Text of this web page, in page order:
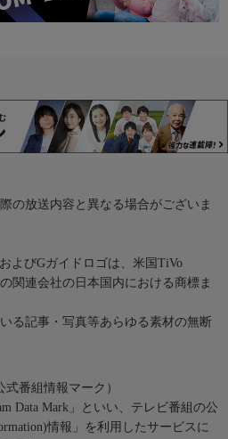
の放送内容と異なる場合がございま
よびGガイドロゴは、米国TiVo
関連会社の日本国内における商標ま
る記事・写真等あらゆる素材の無断
式番組情報マーク）
Data Mark」といい、テレビ番組の公
情報」を利用したサービスに